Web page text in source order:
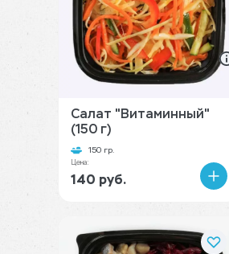
Салат "Витаминный"
(150 г)
150 гр.
Цена:
140 руб.
В